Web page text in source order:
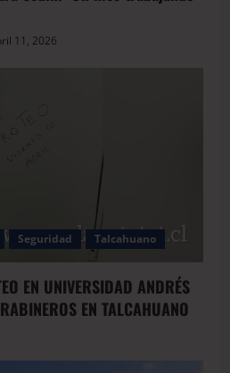
11, 2026
Seguridad Talcahuano
EN UNIVERSIDAD ANDRÉS
EN TALCAHUANO